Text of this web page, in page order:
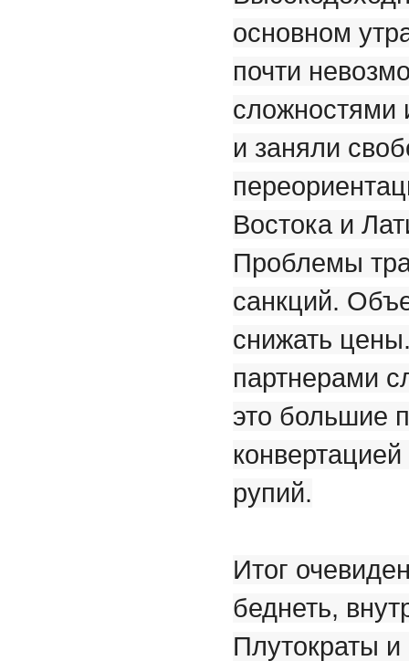
основном
почти
сложностями
и заняли
Востока и
Проблемы
санкций.
снижать
партнерами
это большие
рупий.
Итог
беднеть,
Плутократы и